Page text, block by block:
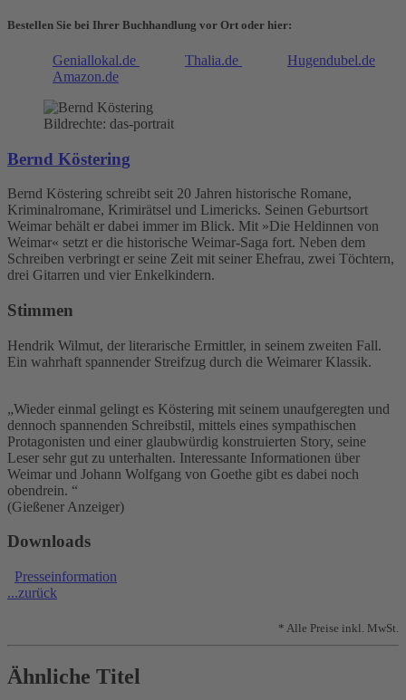
Bestellen Sie bei Ihrer Buchhandlung vor Ort oder hier:
Geniallokal.de Thalia.de
Hugendubel.de
Amazon.de
Bildrechte: das-portrait
Bernd Köstering
Bernd Köstering schreibt seit 20 Jahren historische Romane,
Kriminalromane, Krimirätsel und Limericks. Seinen Geburtsort
Weimar behält er dabei immer im Blick. Mit »Die Heldinnen von
Weimar« setzt er die historische Weimar-Saga fort. Neben dem
Schreiben verbringt er seine Zeit mit seiner Ehefrau, zwei Töchtern,
drei Gitarren und vier Enkelkindern.
Stimmen
Hendrik Wilmut, der literarische Ermittler, in seinem zweiten Fall.
Ein wahrhaft spannender Streifzug durch die Weimarer Klassik.
„Wieder einmal gelingt es Köstering mit seinem unaufgeregten und
dennoch spannenden Schreibstil, mittels eines sympathischen
Protagonisten und einer glaubwürdig konstruierten Story, seine
Leser sehr gut zu unterhalten. Interessante Informationen über
Weimar und Johann Wolfgang von Goethe gibt es dabei noch
obendrein. “
(Gießener Anzeiger)
Downloads
Presseinformation
...zurück
* Alle Preise inkl. MwSt.
Ähnliche Titel